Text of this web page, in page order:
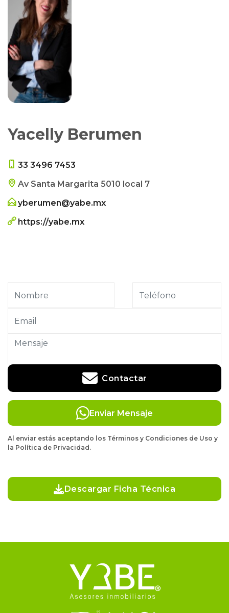
Yacelly Berumen
33 3496 7453
Av Santa Margarita 5010 local 7
yberumen@yabe.mx
https://yabe.mx
Contactar
Enviar Mensaje
Al enviar estás aceptando los Términos y Condiciones de Uso y
la Política de Privacidad.
Descargar Ficha Técnica